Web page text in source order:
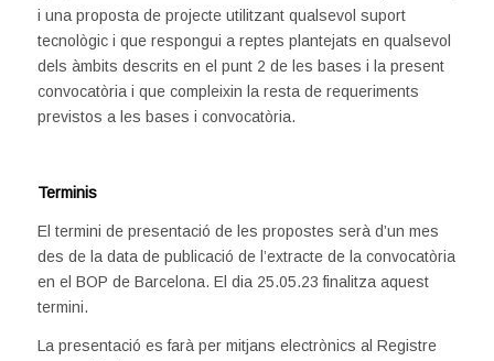
i una proposta de projecte utilitzant qualsevol suport
tecnològic i que respongui a reptes plantejats en qualsevol
dels àmbits descrits en el punt 2 de les bases i la present
convocatòria i que compleixin la resta de requeriments
previstos a les bases i convocatòria.
Terminis
El termini de presentació de les propostes serà d’un mes
des de la data de publicació de l’extracte de la convocatòria
en el BOP de Barcelona. El dia 25.05.23 finalitza aquest
termini.
La presentació es farà per mitjans electrònics al Registre